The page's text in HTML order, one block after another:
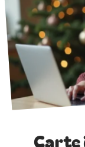
Carte